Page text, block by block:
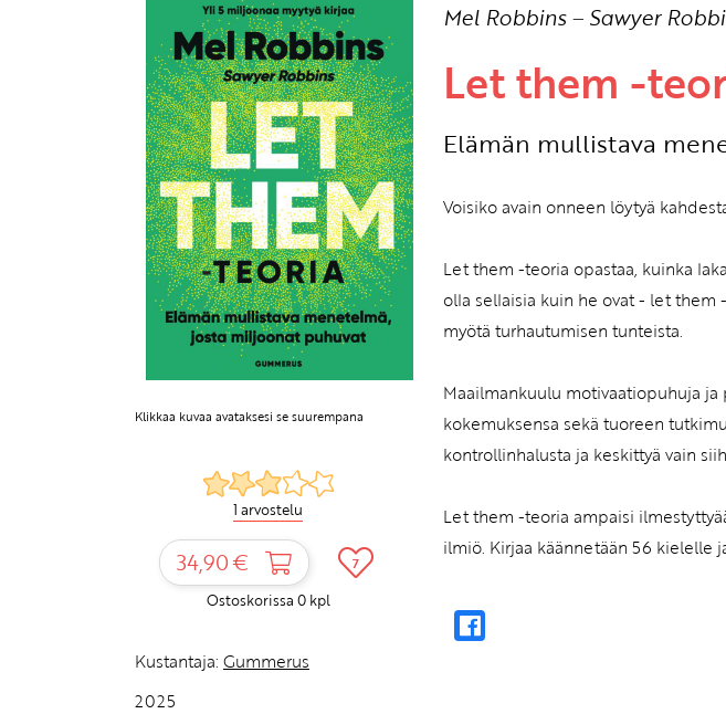
Klikkaa kuvaa avataksesi se suurempana
1 arvostelu
34,90 € 7
Ostoskorissa 0kpl
Kustantaja: Gummerus
2025
Mel Robbins– Sawyer
Let them -
Elämän mullistava
Voisiko avain onneen löytyä
Let them -teoria opastaa, kuinka
olla sellaisia kuin he ovat - let
myötä turhautumisen tunteista.
Maailmankuulu motivaatiopuhuja ja
kokemuksensa sekä tuoreen
kontrollinhalusta ja keskittyä vain
Let them -teoria ampaisi
ilmiö. Kirjaa käännetään 56 kielelle